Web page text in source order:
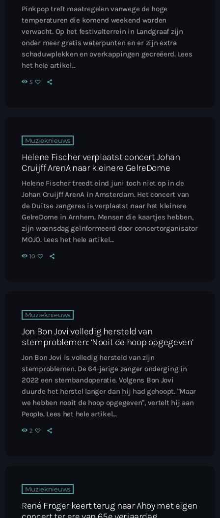
Pinkpop treft maatregelen vanwege de hoge
temperaturen die komend weekend worden
verwacht. Op het festivalterrein in Landgraaf zijn
onder meer gratis waterpunten en er zijn extra
schaduwplekken en overkappingen gecreëerd. Lees
het hele artikel...
5
Muzieknieuws
Helene Fischer verplaatst concert Johan
Cruijff ArenA naar kleinere GelreDome
Helene Fischer treedt eind juni toch niet op in de
Johan Cruijff ArenA in Amsterdam. Het concert van
de Duitse zangeres is verplaatst naar het kleinere
GelreDome in Arnhem. Mensen die kaartjes hebben,
zijn woensdag geïnformeerd door concertorganisator
MOJO. Lees het hele artikel...
10
Muzieknieuws
Jon Bon Jovi volledig hersteld van
stemproblemen: ‘Nooit de hoop opgegeven’
Jon Bon Jovi is volledig hersteld van zijn
stemproblemen. De 64-jarige zanger onderging in
2022 een stembandoperatie. Volgens Bon Jovi
duurde het herstel langer dan hij had gehoopt. "Maar
we hebben nooit de hoop opgegeven", vertelt hij aan
People. Lees het hele artikel...
2
Muzieknieuws
René Froger keert terug naar Ahoy met eigen